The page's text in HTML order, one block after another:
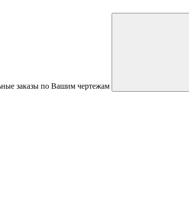
заказы по Вашим чертежам